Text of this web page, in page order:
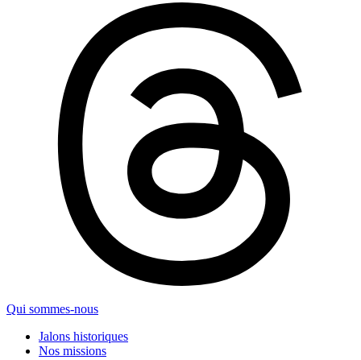
Qui sommes-nous
Jalons historiques
Nos missions